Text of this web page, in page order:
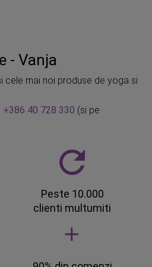
- Vanja
cele mai noi produse de yoga si
+386 40 728 330 (si pe
Peste 10.000
clienti multumiti